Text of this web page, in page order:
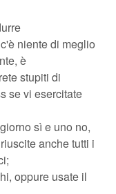
niente di meglio
è
stupiti di
se vi esercitate
sì e uno no,
anche tutti i
oppure usate il